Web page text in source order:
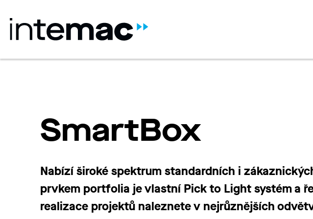
SmartBox
Nabízí široké spektrum standardních i
prvkem portfolia je vlastní Pick to Light systém a
realizace projektů naleznete v nejrůznějších